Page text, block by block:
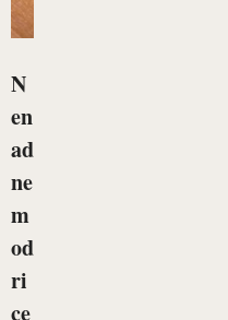
N
en
ad
ne
m
od
ri
ce